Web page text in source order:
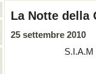
La Notte della
25 settembre 2010
S.I.A.M